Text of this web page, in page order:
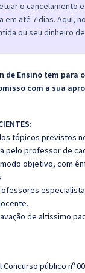
o cancelamento
em até 7 dias. Aqui,
ou seu dinheiro
de Ensino tem para
com a sua
tópicos previstos
pelo professor de
objetivo, com
de altíssimo
público nº